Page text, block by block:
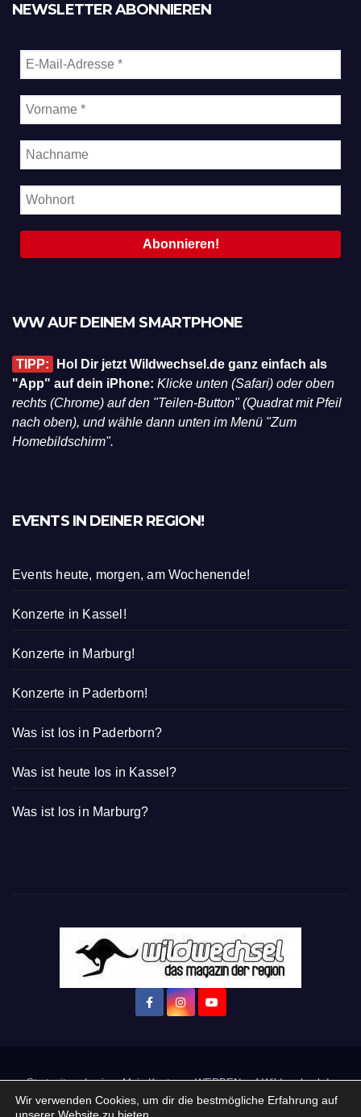
NEWSLETTER ABONNIEREN
WW AUF DEINEM SMARTPHONE
TIPP:
Hol Dir jetzt Wildwechsel.de ganz einfach als
"App" auf dein iPhone: Klicke unten (Safari) oder oben
rechts (Chrome) auf den "Teilen-Button" (Quadrat mit Pfeil
nach oben), und wähle dann unten im Menü "Zum
Homebildschirm".
EVENTS IN DEINER REGION!
Events heute, morgen, am Wochenende!
Konzerte in Kassel!
Konzerte in Marburg!
Konzerte in Paderborn!
Was ist los in Paderborn?
Was ist heute los in Kassel?
Was ist los in Marburg?
Startseite Login Mein Konto · WERBEN auf Wildwechsel.de
Wir verwenden Cookies, um dir die bestmögliche Erfahrung auf